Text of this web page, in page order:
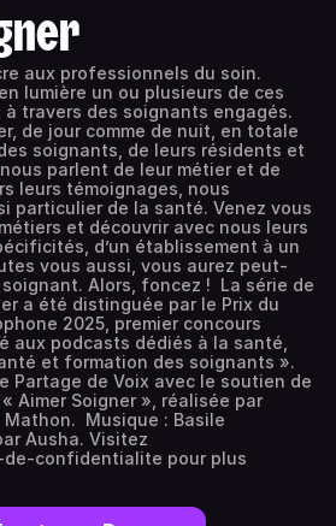
aux professionnels du soin.
lumière un ou plusieurs de ces
travers des soignants engagés.
de jour comme de nuit, en totale
soignants, de leurs résidents et
parlent de leur métier et de
leurs témoignages, nous
particulier de la santé. Venez vous
et découvrir avec nous leurs
d’un établissement à un
vous aussi, vous aurez peut-
Alors, foncez ! La série de
a été distinguée par le Prix du
2025, premier concours
aux podcasts dédiés à la santé,
et formation des soignants ».
Partage de Voix avec le soutien de
Aimer Soigner », réalisée par
Mathon. Musique : Basile
Ausha. Visitez
confidentialite pour plus